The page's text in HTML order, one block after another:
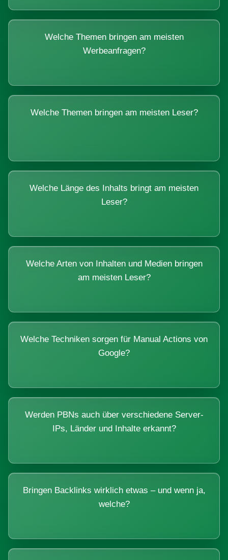
Welche Themen bringen am meisten
Werbeanfragen?
Welche Themen bringen am meisten Leser?
Welche Länge des Inhalts bringt am meisten
Leser?
Welche Arten von Inhalten und Medien bringen
am meisten Leser?
Welche Techniken sorgen für Manual Actions von
Google?
Werden PBNs auch über verschiedene Server-
IPs, Länder und Inhalte erkannt?
Bringen Backlinks wirklich etwas – und wenn ja,
welche?